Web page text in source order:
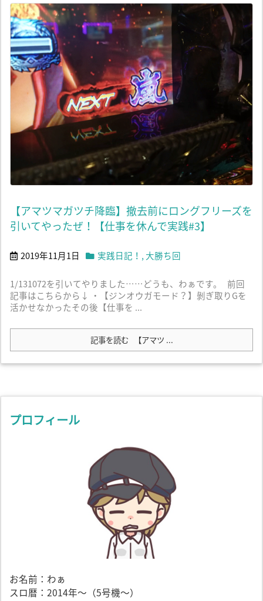
【アマツマガツチ降臨】撤去前にロングフリーズを
引いてやったぜ！【仕事を休んで実践#3】
2019年11月1日 実践日記！ ,大勝ち回
1/131072を引いてやりました……どうも、わぁです。 前回
記事はこちらから↓ ・【ジンオウガモード？】剝ぎ取りGを
活かせなかったその後【仕事を ...
記事を読む 【アマツ ...
プロフィール
お名前：わぁ
スロ暦：2014年～（5号機～）